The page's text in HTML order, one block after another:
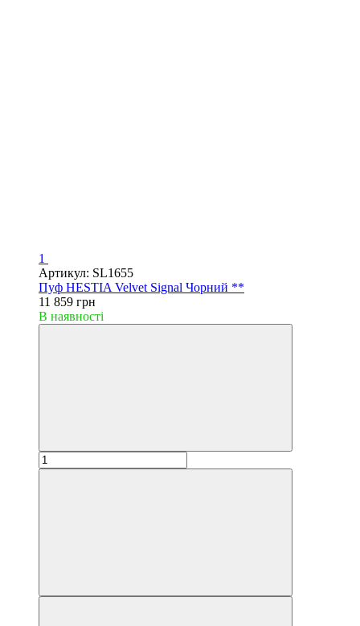
1
Артикул: SL1655
Пуф HESTIA Velvet Signal Чорний **
11 859 грн
В наявності